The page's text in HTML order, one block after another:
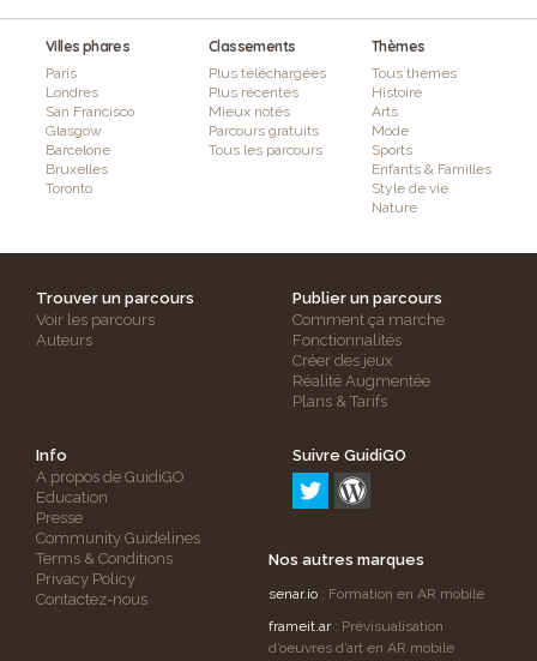
Villes phares
Paris
Londres
San Francisco
Glasgow
Barcelone
Bruxelles
Toronto
Classements
Plus téléchargées
Plus récentes
Mieux notés
Parcours gratuits
Tous les parcours
Thèmes
Tous thèmes
Histoire
Arts
Mode
Sports
Enfants & Familles
Style de vie
Nature
Trouver un parcours
Voir les parcours
Auteurs
Publier un parcours
Comment ça marche
Fonctionnalités
Créer des jeux
Réalité Augmentée
Plans & Tarifs
Info
A propos de GuidiGO
Education
Presse
Community Guidelines
Terms & Conditions
Privacy Policy
Contactez-nous
Suivre GuidiGO
Nos autres marques
senar.io : Formation en AR mobile
frameit.ar: Prévisualisation
d’oeuvres d’art en AR mobile